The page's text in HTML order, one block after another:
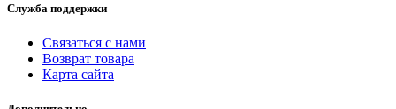
Служба поддержки
Связаться с нами
Возврат товара
Карта сайта